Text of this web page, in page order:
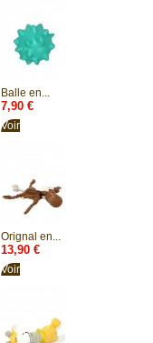
Balle en...
7,90 €
Voir
Orignal en...
13,90 €
Voir